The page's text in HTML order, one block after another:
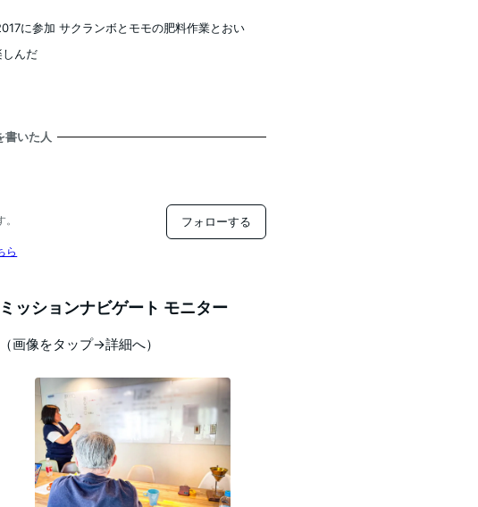
に参加 サクランボとモモの肥料作業とおい
しんだ
書いた人
ら
フォローする
ミッションナビゲート モニター
（画像をタップ→詳細へ）